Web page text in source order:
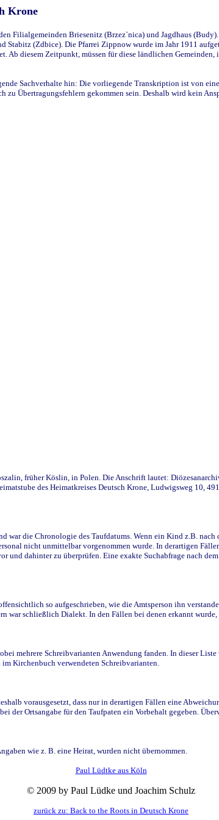
Krone
Filialgemeinden Briesenitz (Brzez`nica) und Jagdhaus
Stabitz (Zdbice). Die Pfarrei Zippnow wurde im Jahr 1911
diesem Zeitpunkt, müssen für diese ländlichen Gemeinden,
Sachverhalte hin: Die vorliegende Transkription ist von
Übertragungsfehlern gekommen sein. Deshalb wird kein
früher Köslin, in Polen. Die Anschrift lautet:
des Heimatkreises Deutsch Krone, Ludwigsweg 10,
die Chronologie des Taufdatums. Wenn ein Kind z.B.
nicht unmittelbar vorgenommen wurde. In derartigen
dahinter zu überprüfen. Eine exakte Suchabfrage nach
so aufgeschrieben, wie die Amtsperson ihn
war schließlich Dialekt. In den Fällen bei denen erkannt
mehrere Schreibvarianten Anwendung fanden. In dieser
Kirchenbuch verwendeten Schreibvarianten.
vorausgesetzt, dass nur in derartigen Fällen eine
Ortsangabe für den Taufpaten ein Vorbehalt gegeben.
wie z. B. eine Heirat, wurden nicht übernommen.
Paul Lüdtke aus Köln
© 2009 by Paul Lüdke und Joachim Schulz
zurück zu: Back to the Roots in Deutsch Krone